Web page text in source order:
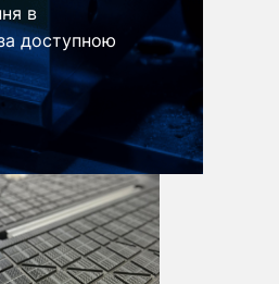
в
доступною